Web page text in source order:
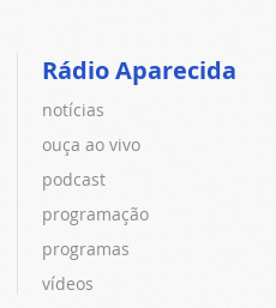
Rádio Aparecida
notícias
ouça ao vivo
podcast
programação
programas
vídeos